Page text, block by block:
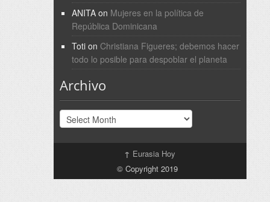
ANITAon Mujeres en la política de
República Dominicana
Totion Christiana Figueres; debemos hacer
todo lo posible para despoblar el planeta
Archivo
Archivo
↑ Eurasia Hoy
© Copyright 2019